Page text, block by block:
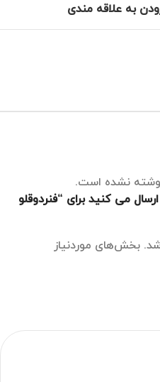
به علاقه مندی
نشده است.
می کنید برای “فنردوقلو
بخش‌های موردنیاز